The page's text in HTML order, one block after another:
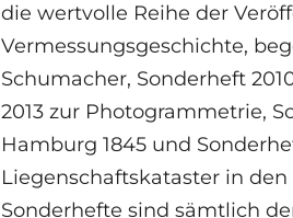
die wertvolle Reihe der
Vermessungsgeschichte,
Schumacher, Sonderheft
2013 zur Photogrammetrie,
Hamburg 1845 und
Liegenschaftskataster in
Sonderhefte sind sämtlich